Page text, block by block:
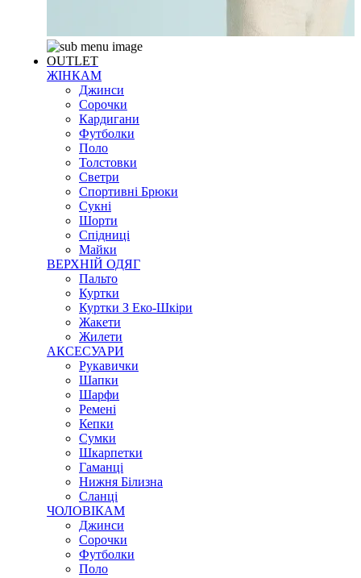
OUTLET
ЖІНКАМ
Джинси
Сорочки
Кардигани
Футболки
Поло
Толстовки
Светри
Спортивні Брюки
Сукні
Шорти
Спідниці
Майки
ВЕРХНІЙ ОДЯГ
Пальто
Куртки
Куртки З Еко-Шкіри
Жакети
Жилети
АКСЕСУАРИ
Рукавички
Шапки
Шарфи
Ремені
Кепки
Сумки
Шкарпетки
Гаманці
Нижня Білизна
Сланці
ЧОЛОВІКАМ
Джинси
Сорочки
Футболки
Поло